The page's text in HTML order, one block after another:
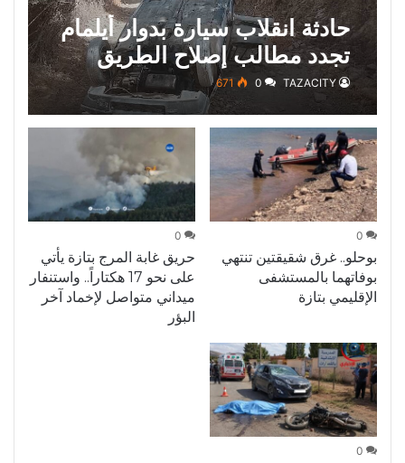
حادثة انقلاب سيارة بدوار أيلمام
تجدد مطالب إصلاح الطريق
بجماعة بني لنت
TAZACITY
0
671
0
بوحلو.. غرق شقيقتين تنتهي
بوفاتهما بالمستشفى
الإقليمي بتازة
0
حريق غابة المرج بتازة يأتي
على نحو 17 هكتاراً.. واستنفار
ميداني متواصل لإخماد آخر
البؤر
0